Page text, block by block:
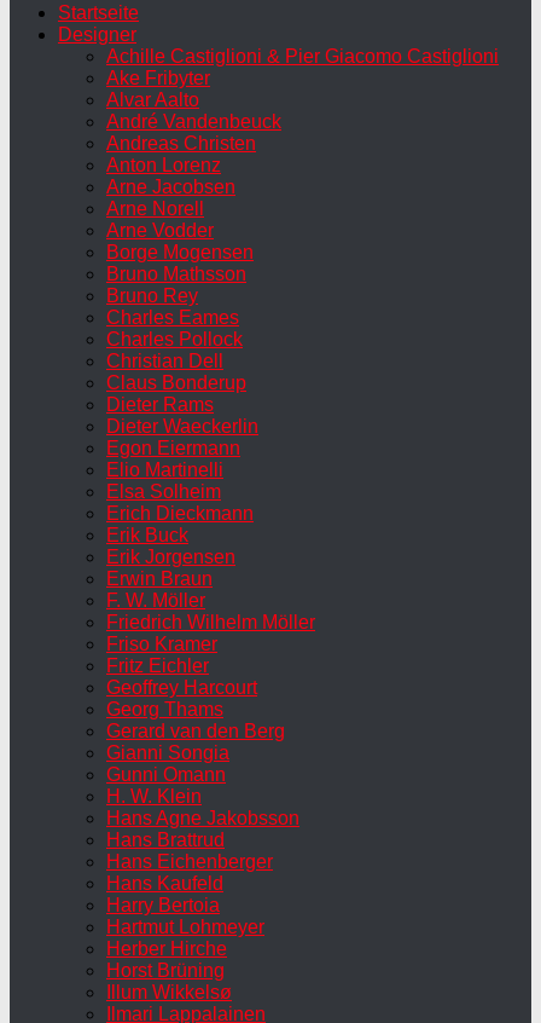
Startseite
Designer
Achille Castiglioni & Pier Giacomo Castiglioni
Ake Fribyter
Alvar Aalto
André Vandenbeuck
Andreas Christen
Anton Lorenz
Arne Jacobsen
Arne Norell
Arne Vodder
Borge Mogensen
Bruno Mathsson
Bruno Rey
Charles Eames
Charles Pollock
Christian Dell
Claus Bonderup
Dieter Rams
Dieter Waeckerlin
Egon Eiermann
Elio Martinelli
Elsa Solheim
Erich Dieckmann
Erik Buck
Erik Jorgensen
Erwin Braun
F. W. Möller
Friedrich Wilhelm Möller
Friso Kramer
Fritz Eichler
Geoffrey Harcourt
Georg Thams
Gerard van den Berg
Gianni Songia
Gunni Omann
H. W. Klein
Hans Agne Jakobsson
Hans Brattrud
Hans Eichenberger
Hans Kaufeld
Harry Bertoia
Hartmut Lohmeyer
Herber Hirche
Horst Brüning
Illum Wikkelsø
Ilmari Lappalainen